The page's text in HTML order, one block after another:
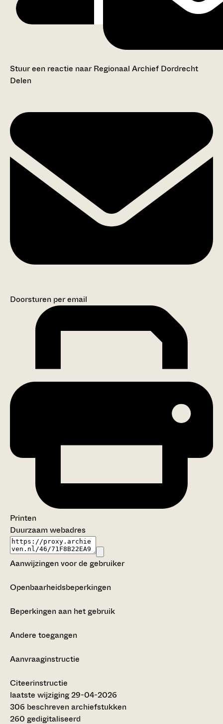
Stuur een reactie naar Regionaal Archief Dordrecht
Delen
Doorsturen per email
Printen
Duurzaam webadres
Aanwijzingen voor de gebruiker
Openbaarheidsbeperkingen
Beperkingen aan het gebruik
Andere toegangen
Aanvraaginstructie
Citeerinstructie
laatste wijziging 29-04-2026
306 beschreven archiefstukken
260 gedigitaliseerd